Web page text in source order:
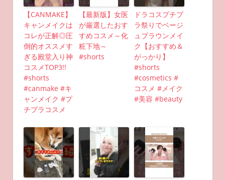
【CANMAKE】
キャンメイクは
コレが正解◎圧
倒的オススメす
ぎる殿堂入り神
コスメTOP3!!
#shorts
#canmake #キ
ャンメイク #プ
チプラコスメ
【最新版】女医
が厳選したおす
すめコスメ～化
粧下地～
#shorts
ドラコスプチプ
ラ祭りでベージ
ュブラウンメイ
ク【おすすめ＆
がっかり】
#shorts
#cosmetics #
コスメ #メイク
#美容 #beauty